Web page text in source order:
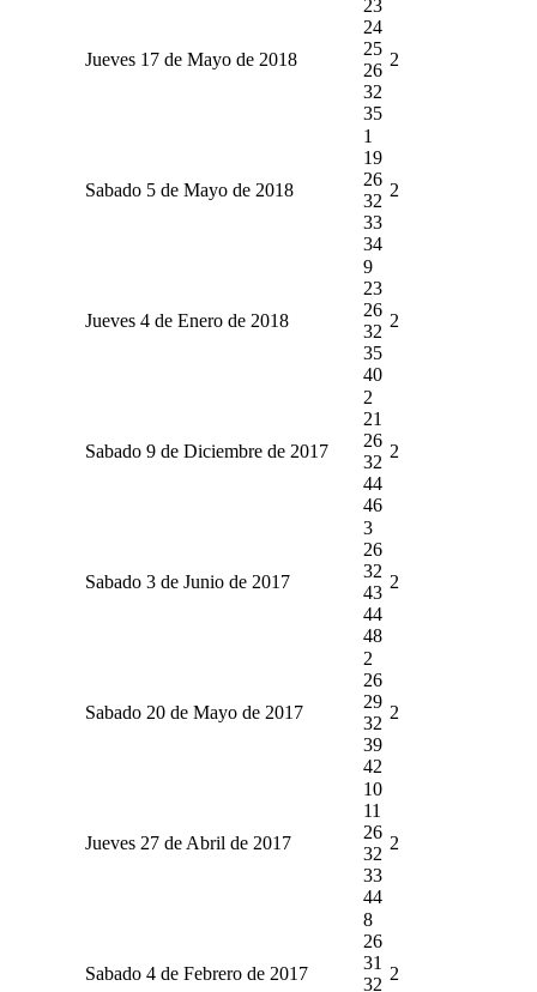
Jueves 17 de Mayo de 2018
23
24
25
26
32
35
2
Sabado 5 de Mayo de 2018
1
19
26
32
33
34
2
Jueves 4 de Enero de 2018
9
23
26
32
35
40
2
Sabado 9 de Diciembre de 2017
2
21
26
32
44
46
2
Sabado 3 de Junio de 2017
3
26
32
43
44
48
2
Sabado 20 de Mayo de 2017
2
26
29
32
39
42
2
Jueves 27 de Abril de 2017
10
11
26
32
33
44
2
Sabado 4 de Febrero de 2017
8
26
31
32
2